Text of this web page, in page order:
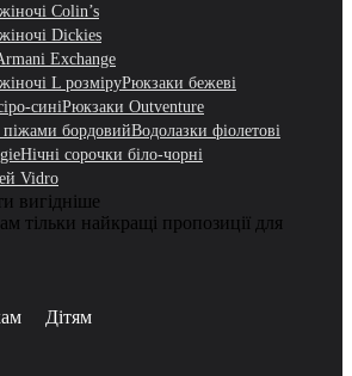
Colin’s
Dickies
Exchange
L розміруРюкзаки бежеві
синіРюкзаки Outventure
бордовийВодолазки фіолетові
Нічні сорочки біло-чорні
Vidro
вигідніше
тільки найкращі пропозиції для
Дітям